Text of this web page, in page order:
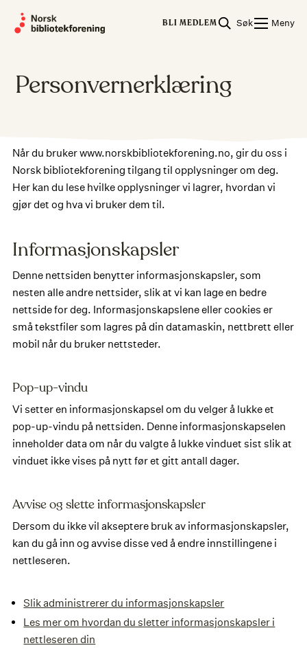
BLI MEDLEM Søk Meny
Personvernerklæring
Når du bruker www.norskbibliotekforening.no, gir du oss i
Norsk bibliotekforening tilgang til opplysninger om deg.
Her kan du lese hvilke opplysninger vi lagrer, hvordan vi
gjør det og hva vi bruker dem til.
Informasjonskapsler
Denne nettsiden benytter informasjonskapsler, som
nesten alle andre nettsider, slik at vi kan lage en bedre
nettside for deg. Informasjonskapslene eller cookies er
små tekstfiler som lagres på din datamaskin, nettbrett eller
mobil når du bruker nettsteder.
Pop-up-vindu
Vi setter en informasjonskapsel om du velger å lukke et
pop-up-vindu på nettsiden. Denne informasjonskapselen
inneholder data om når du valgte å lukke vinduet sist slik at
vinduet ikke vises på nytt før et gitt antall dager.
Avvise og slette informasjonskapsler
Dersom du ikke vil akseptere bruk av informasjonskapsler,
kan du gå inn og avvise disse ved å endre innstillingene i
nettleseren.
Slik administrerer du informasjonskapsler
Les mer om hvordan du sletter informasjonskapsler i
nettleseren din